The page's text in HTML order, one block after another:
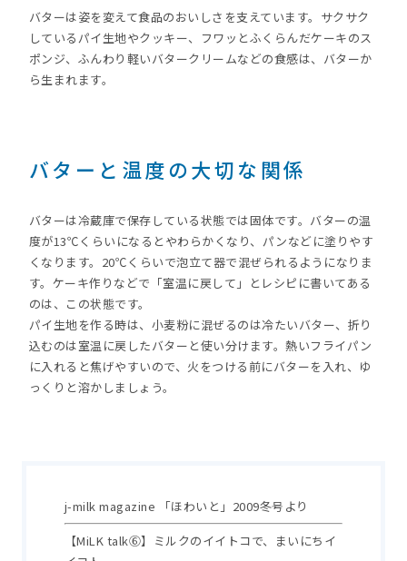
バターは姿を変えて食品のおいしさを支えています。サクサク
しているパイ生地やクッキー、フワッとふくらんだケーキのス
ポンジ、ふんわり軽いバタークリームなどの食感は、バターか
ら生まれます。
バターと温度の大切な関係
バターは冷蔵庫で保存している状態では固体です。バターの温
度が13℃くらいになるとやわらかくなり、パンなどに塗りやす
くなります。20℃くらいで泡立て器で混ぜられるようになりま
す。ケーキ作りなどで「室温に戻して」とレシピに書いてある
のは、この状態です。
パイ生地を作る時は、小麦粉に混ぜるのは冷たいバター、折り
込むのは室温に戻したバターと使い分けます。熱いフライパン
に入れると焦げやすいので、火をつける前にバターを入れ、ゆ
っくりと溶かしましょう。
j-milk magazine 「ほわいと」2009冬号より
【MiLK talk⑥】ミルクのイイトコで、まいにちイ